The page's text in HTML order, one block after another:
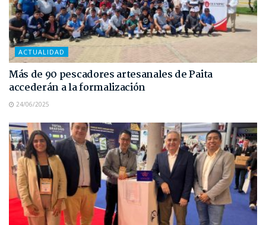
ACTUALIDAD
Más de 90 pescadores artesanales de Paita
accederán a la formalización
24/06/2025